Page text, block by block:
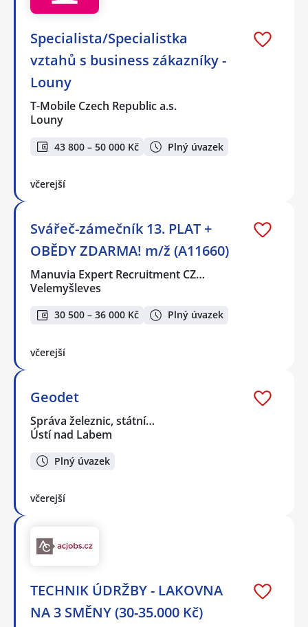
Specialista/Specialistka
vztahů s business zákazníky -
Louny
T-Mobile Czech Republic a.s.
Louny
43 800 – 50 000 Kč Plný úvazek
včerejší
Svářeč-zámečník 13. PLAT +
OBĚDY ZDARMA! m/ž (A11660)
Manuvia Expert Recruitment CZ…
Velemyšleves
30 500 – 36 000 Kč Plný úvazek
včerejší
Geodet
Správa železnic, státní…
Ústí nad Labem
Plný úvazek
včerejší
TECHNIK ÚDRŽBY - LAKOVNA
NA 3 SMĚNY (30-35.000 Kč)